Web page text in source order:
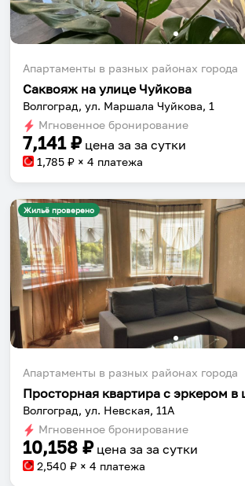
Апартаменты в разных районах города
Саквояж на улице Чуйкова
Волгоград, ул. Маршала Чуйкова, 1
Мгновенное бронирование
7,141₽ цена за за сутки
1,785 ₽ × 4 платежа
Жильё проверено
Апартаменты в разных районах города
Волгоград, ул. Невская, 11А
Мгновенное бронирование
10,158 ₽ цена за за сутки
2,540 ₽ × 4 платежа